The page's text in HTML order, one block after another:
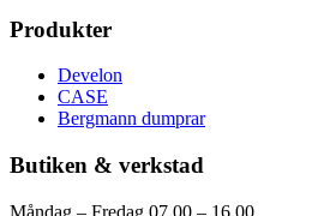
Produkter
Develon
CASE
Bergmann dumprar
Butiken & verkstad
Måndag – Fredag 07.00 – 16.00